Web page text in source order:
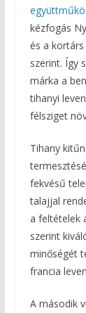
kézfogás
és a
szerint. Így
márka a
tihanyi
félsziget
Tihany
fekvésű
talajjal
a feltételek
szerint
minőségét
francia
A második